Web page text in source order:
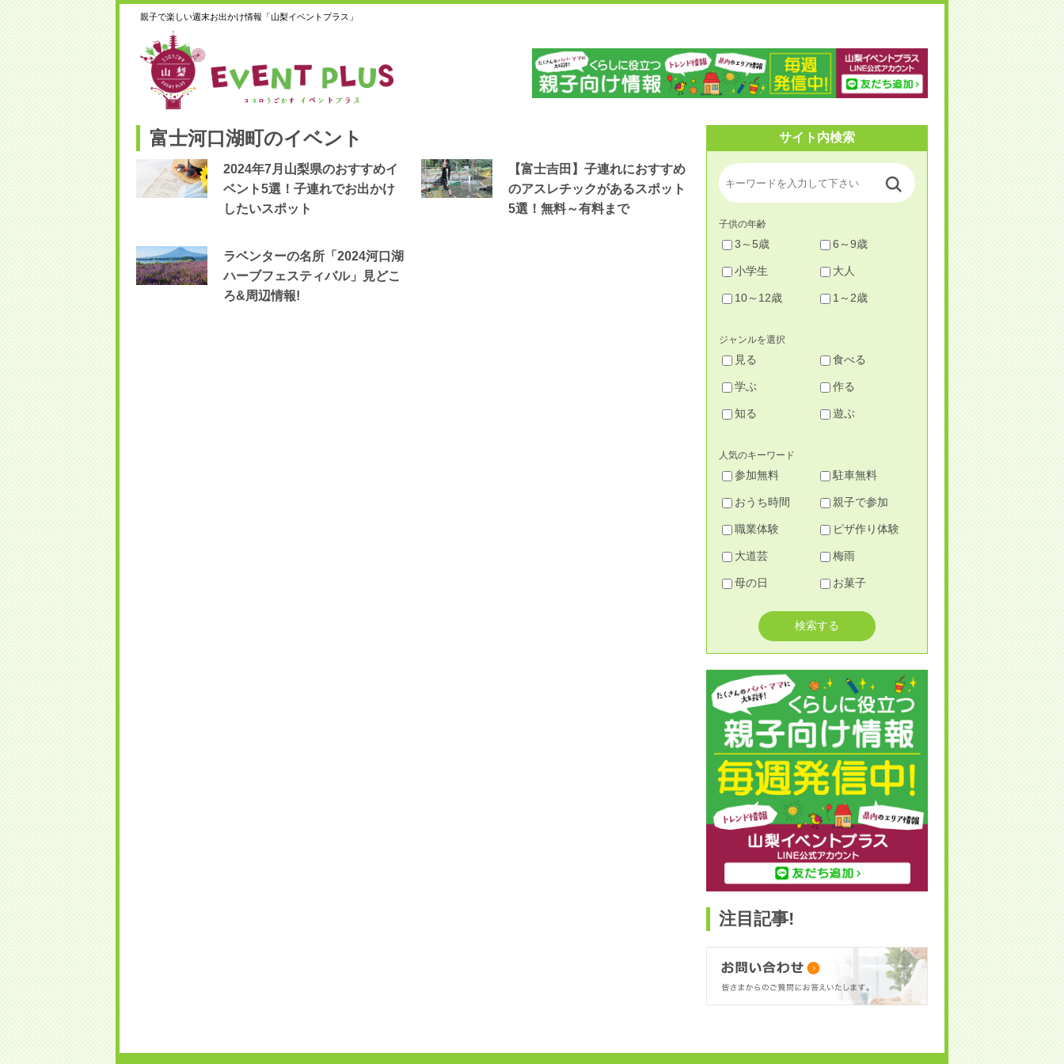
親子で楽しい週末お出かけ情報「山梨イベントプラス」
富士河口湖町のイベント
2024年7月山梨県のおすすめイ
ベント5選！子連れでお出かけ
したいスポット
【富士吉田】子連れにおすすめ
のアスレチックがあるスポット
5選！無料～有料まで
ラベンターの名所「2024河口湖
ハーブフェスティバル」見どこ
ろ&周辺情報!
サイト内検索
子供の年齢
3～5歳 6～9歳
小学生 大人
10～12歳 1～2歳
ジャンルを選択
見る 食べる
学ぶ 作る
知る 遊ぶ
人気のキーワード
参加無料 駐車無料
おうち時間 親子で参加
職業体験 ピザ作り体験
大道芸 梅雨
母の日 お菓子
注目記事!